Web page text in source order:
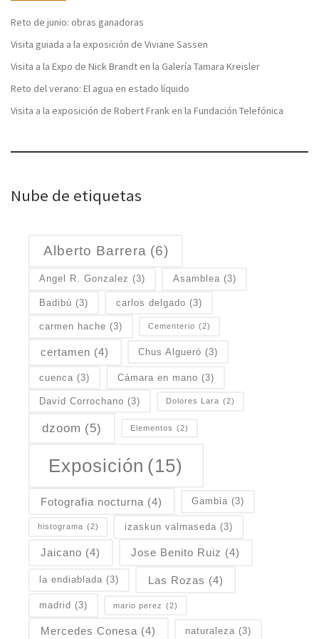
Reto de junio: obras ganadoras
Visita guiada a la exposición de Viviane Sassen
Visita a la Expo de Nick Brandt en la Galería Tamara Kreisler
Reto del verano: El agua en estado líquido
Visita a la exposición de Robert Frank en la Fundación Telefónica
Nube de etiquetas
Alberto Barrera (6)
Angel R. Gonzalez (3) Asamblea (3)
Badibú (3) carlos delgado (3)
carmen hache (3) Cementerio (2)
certamen (4) Chus Algueró (3)
cuenca (3) Cámara en mano (3)
David Corrochano (3) Dolores Lara (2)
dzoom (5) Elementos (2)
Exposición (15)
Fotografia nocturna (4) Gambia (3)
histograma (2) izaskun valmaseda (3)
Jaicano (4) Jose Benito Ruiz (4)
la endiablada (3) Las Rozas (4)
madrid (3) mario perez (2)
Mercedes Conesa (4) naturaleza (3)